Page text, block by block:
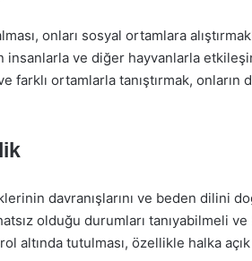
onları sosyal ortamlara
insanlarla ve diğer hayvanlarla
farklı ortamlarla tanıştırmak,
davranışlarını ve beden dilini
olduğu durumları tanıyabilmeli ve
altında tutulması, özellikle halka